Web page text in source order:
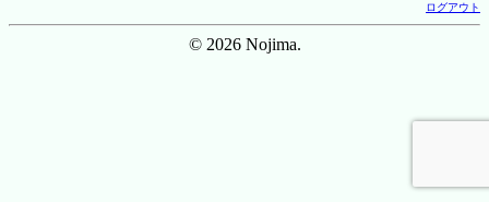
ログアウト
© 2026 Nojima.